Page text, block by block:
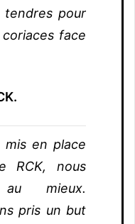
tendres pour
coriaces face
mis en place
RCK, nous
au mieux.
pris un but